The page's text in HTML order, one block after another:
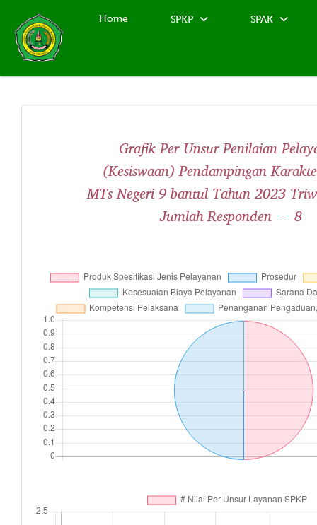
Home SPKP SPAK
Grafik Per Unsur Penilaian
(Kesiswaan) Pendampingan
MTs Negeri 9 bantul Tahun 2023
Jumlah Responden = 8